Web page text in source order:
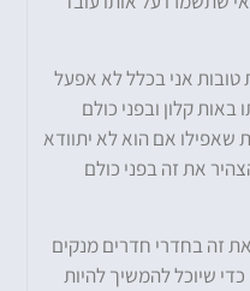
טובות אני בכלל לא אפעל
קלון ובפני כולם
שאפילו אם הוא לא יתוודא
את זה בפני כולם
זה בחדרי חדרים מנקים
שיוכל להמשיך להיות